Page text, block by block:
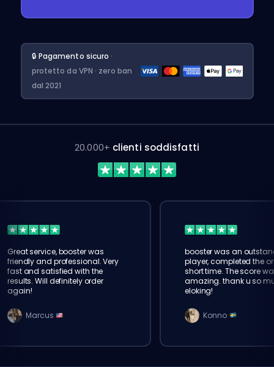
🔒 Pagamento sicuro ·
protetto da VPN · zero ban
dal 2021
20.000+ clienti soddisfatti
Great service, booster was
friendly and professional. Very
fast and satisfied with the
results. Will definitely order
again!
Marcus
booster was an
player, completed the
short time. The score
amazing. thank u so
eloking!
Konno